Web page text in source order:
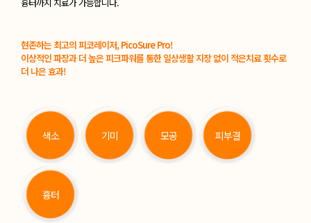
현존하는 최고의 피코레이저, PicoSure Pro!
이상적인 파장과 더 높은 피크파워를 통한일상생활 지장 없이 적은치료 횟수로
더 나은 효과!
색소 기미 모공 피부결
흉터